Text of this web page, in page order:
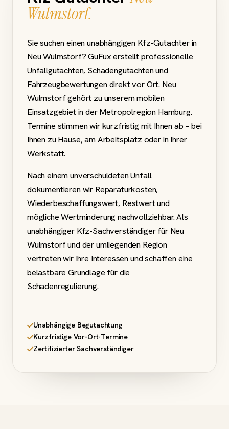
Wulmstorf.
Sie suchen einen unabhängigen Kfz-Gutachter in
Neu Wulmstorf? GuFux erstellt professionelle
Unfallgutachten, Schadengutachten und
Fahrzeugbewertungen direkt vor Ort. Neu
Wulmstorf gehört zu unserem mobilen
Einsatzgebiet in der Metropolregion Hamburg.
Termine stimmen wir kurzfristig mit Ihnen ab – bei
Ihnen zu Hause, am Arbeitsplatz oder in Ihrer
Werkstatt.
Nach einem unverschuldeten Unfall
dokumentieren wir Reparaturkosten,
Wiederbeschaffungswert, Restwert und
mögliche Wertminderung nachvollziehbar. Als
unabhängiger Kfz-Sachverständiger für Neu
Wulmstorf und der umliegenden Region
vertreten wir Ihre Interessen und schaffen eine
belastbare Grundlage für die
Schadenregulierung.
Unabhängige Begutachtung
Kurzfristige Vor-Ort-Termine
Zertifizierter Sachverständiger